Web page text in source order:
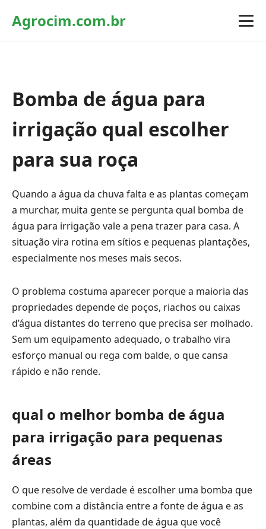
Agrocim.com.br
Bomba de água para
irrigação qual escolher
para sua roça
Quando a água da chuva falta e as plantas começam
a murchar, muita gente se pergunta qual bomba de
água para irrigação vale a pena trazer para casa. A
situação vira rotina em sítios e pequenas plantações,
especialmente nos meses mais secos.
O problema costuma aparecer porque a maioria das
propriedades depende de poços, riachos ou caixas
d’água distantes do terreno que precisa ser molhado.
Sem um equipamento adequado, o trabalho vira
esforço manual ou rega com balde, o que cansa
rápido e não rende.
qual o melhor bomba de água
para irrigação para pequenas
áreas
O que resolve de verdade é escolher uma bomba que
combine com a distância entre a fonte de água e as
plantas, além da quantidade de água que você